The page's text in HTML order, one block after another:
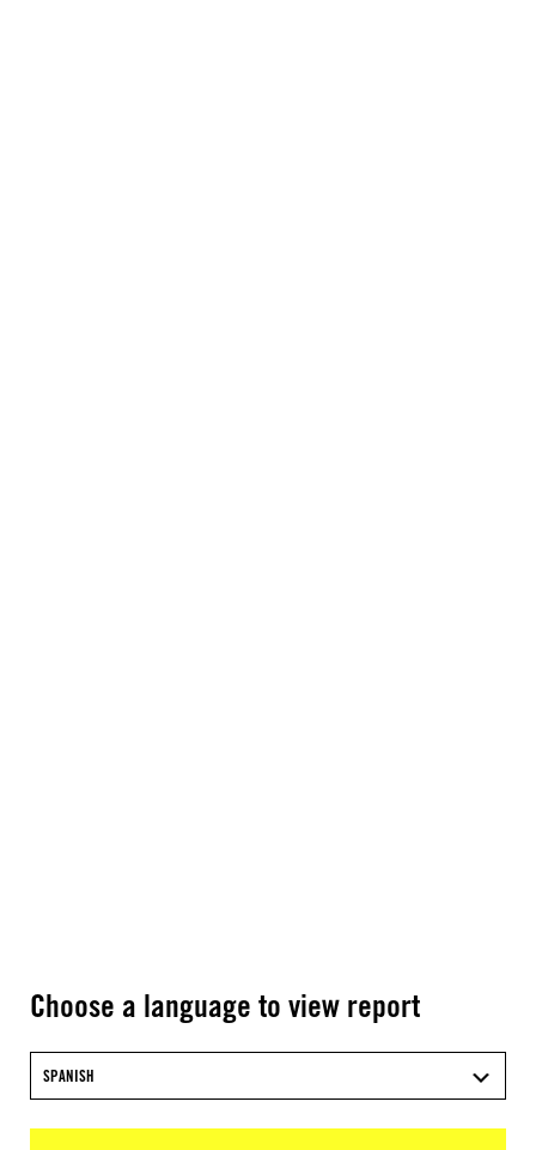
Choose a language to view report
SPANISH